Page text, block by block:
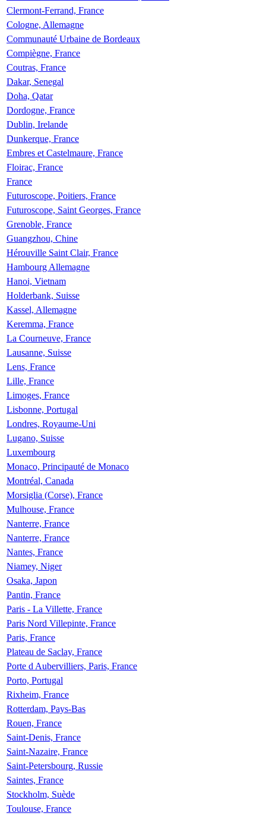
Clermont-Ferrand, France
Cologne, Allemagne
Communauté Urbaine de Bordeaux
Compiègne, France
Coutras, France
Dakar, Senegal
Doha, Qatar
Dordogne, France
Dublin, Irelande
Dunkerque, France
Embres et Castelmaure, France
Floirac, France
France
Futuroscope, Poitiers, France
Futuroscope, Saint Georges, France
Grenoble, France
Guangzhou, Chine
Hérouville Saint Clair, France
Hambourg Allemagne
Hanoi, Vietnam
Holderbank, Suisse
Kassel, Allemagne
Keremma, France
La Courneuve, France
Lausanne, Suisse
Lens, France
Lille, France
Limoges, France
Lisbonne, Portugal
Londres, Royaume-Uni
Lugano, Suisse
Luxembourg
Monaco, Principauté de Monaco
Montréal, Canada
Morsiglia (Corse), France
Mulhouse, France
Nanterre, France
Nanterre, France
Nantes, France
Niamey, Niger
Osaka, Japon
Pantin, France
Paris - La Villette, France
Paris Nord Villepinte, France
Paris, France
Plateau de Saclay, France
Porte d Aubervilliers, Paris, France
Porto, Portugal
Rixheim, France
Rotterdam, Pays-Bas
Rouen, France
Saint-Denis, France
Saint-Nazaire, France
Saint-Petersbourg, Russie
Saintes, France
Stockholm, Suède
Toulouse, France